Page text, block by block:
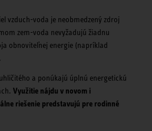
vzduch-voda je neobmedzený zdroj
zem-voda nevyžadujú žiadnu
obnoviteľnej energie (napríklad
a ponúkajú úplnú energetickú
Využitie nájdu v novom i
riešenie predstavujú pre rodinné